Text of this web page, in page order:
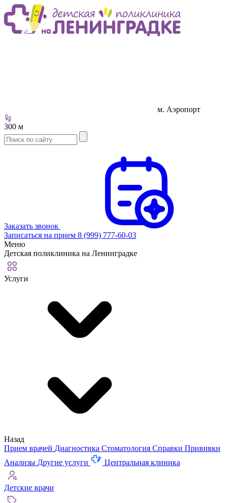
м. Аэропорт
300 м
Заказать звонок
Записаться на прием 8 (999) 777-60-03
Меню
Детская поликлиника на Ленинградке
Услуги
Назад
Прием врачей Диагностика Стоматология Справки Прививки
Анализы Другие услуги Центральная клиника
Детские врачи